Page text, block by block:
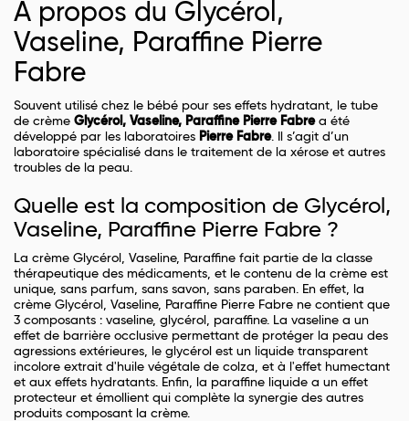
À propos du Glycérol,
Vaseline, Paraffine Pierre
Fabre
Souvent utilisé chez le bébé pour ses effets hydratant, le tube
de crème Glycérol, Vaseline, Paraffine Pierre Fabrea été
développé par les laboratoires Pierre Fabre. Il s’agit d’un
laboratoire spécialisé dans le traitement de la xérose et autres
troubles de la peau.
Quelle est la composition de Glycérol,
Vaseline, Paraffine Pierre Fabre ?
La crème Glycérol, Vaseline, Paraffine fait partie de la classe
thérapeutique des médicaments, et le contenu de la crème est
unique, sans parfum, sans savon, sans paraben. En effet, la
crème Glycérol, Vaseline, Paraffine Pierre Fabre ne contient que
3 composants : vaseline, glycérol, paraffine. La vaseline a un
effet de barrière occlusive permettant de protéger la peau des
agressions extérieures, le glycérol est un liquide transparent
incolore extrait d'huile végétale de colza, et à l'effet humectant
et aux effets hydratants. Enfin, la paraffine liquide a un effet
protecteur et émollient qui complète la synergie des autres
produits composant la crème.